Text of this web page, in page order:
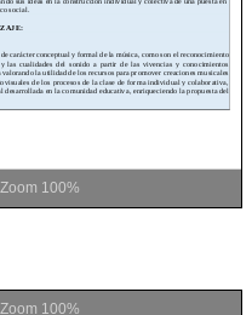
Zoom 100%
Zoom 100%